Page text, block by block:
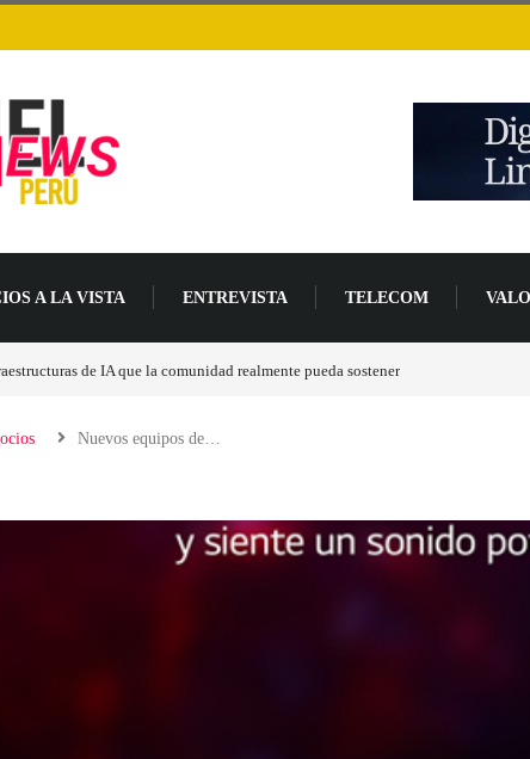
A LA VISTA ENTREVISTA TELECOM
de IA que la comunidad realmente pueda sostener
Nuevos equipos de…